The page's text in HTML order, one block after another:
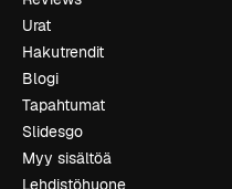
Urat
Hakutrendit
Blogi
Tapahtumat
Slidesgo
Myy sisältöä
Lehdistöhuone